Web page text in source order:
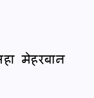
मेहरबान